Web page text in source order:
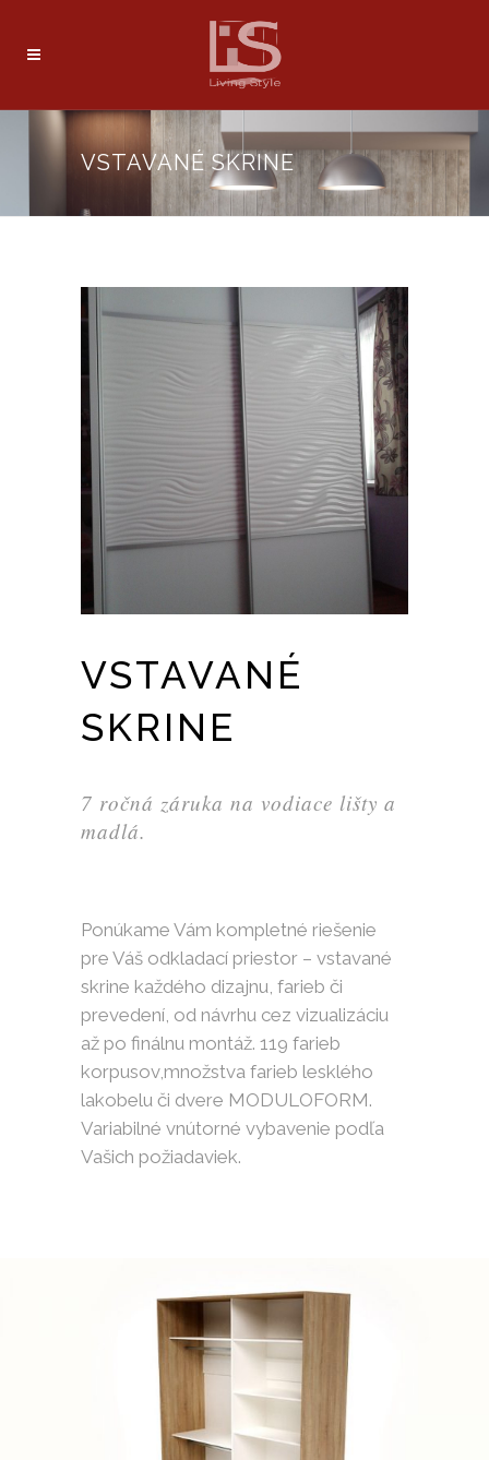
VSTAVANÉ SKRINE
VSTAVANÉ
SKRINE
7 ročná záruka na vodiace lišty a
madlá.
Ponúkame Vám kompletné riešenie
pre Váš odkladací priestor – vstavané
skrine každého dizajnu, farieb či
prevedení, od návrhu cez vizualizáciu
až po finálnu montáž. 119 farieb
korpusov,množstva farieb lesklého
lakobelu či dvere MODULOFORM.
Variabilné vnútorné vybavenie podľa
Vašich požiadaviek.